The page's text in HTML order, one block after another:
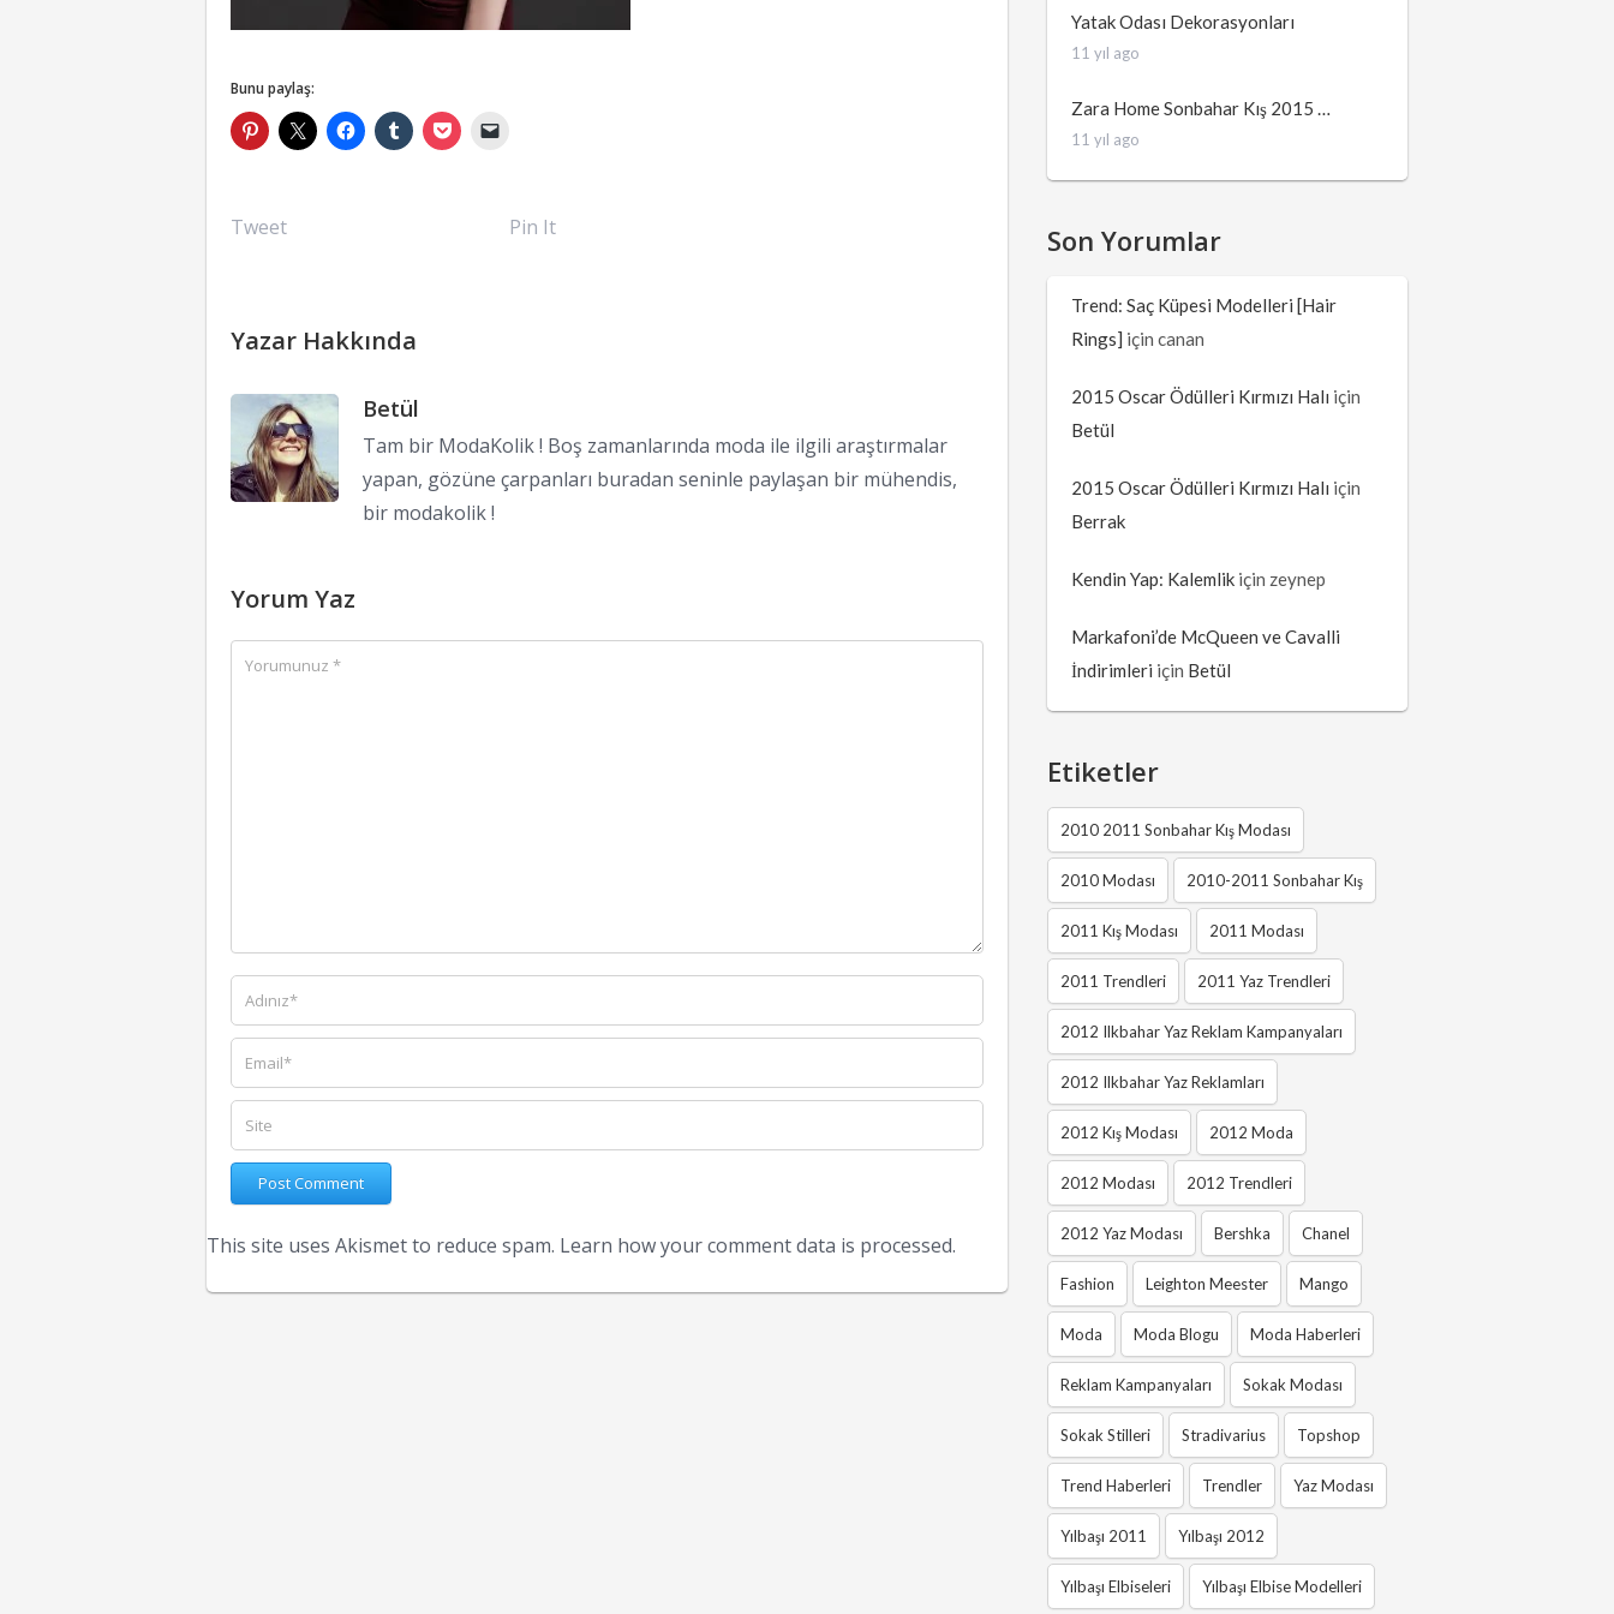
Bunu paylaş:
Tweet Pin It
Yazar Hakkında
Betül
Tam bir ModaKolik ! Boş zamanlarında moda ile ilgili araştırmalar
yapan, gözüne çarpanları buradan seninle paylaşan bir mühendis,
bir modakolik !
Yorum Yaz
This site uses Akismet to reduce spam. Learn how your comment data is processed.
Yatak Odası Dekorasyonları
11 yıl ago
Zara Home Sonbahar Kış 2015 …
11 yıl ago
Son Yorumlar
Trend: Saç Küpesi Modelleri [Hair
Rings] için canan
2015 Oscar Ödülleri Kırmızı Halı için
Betül
2015 Oscar Ödülleri Kırmızı Halı için
Berrak
Kendin Yap: Kalemlik için zeynep
Markafoni’de McQueen ve Cavalli
İndirimleri için Betül
Etiketler
2010 2011 Sonbahar Kış Modası
2010 Modası 2010-2011 Sonbahar Kış
2011 Kış Modası 2011 Modası
2011 Trendleri 2011 Yaz Trendleri
2012 Ilkbahar Yaz Reklam Kampanyaları
2012 Ilkbahar Yaz Reklamları
2012 Kış Modası 2012 Moda
2012 Modası 2012 Trendleri
2012 Yaz Modası Bershka Chanel
Fashion Leighton Meester Mango
Moda Moda Blogu Moda Haberleri
Reklam Kampanyaları Sokak Modası
Sokak Stilleri Stradivarius Topshop
Trend Haberleri Trendler Yaz Modası
Yılbaşı 2011 Yılbaşı 2012
Yılbaşı Elbiseleri Yılbaşı Elbise Modelleri